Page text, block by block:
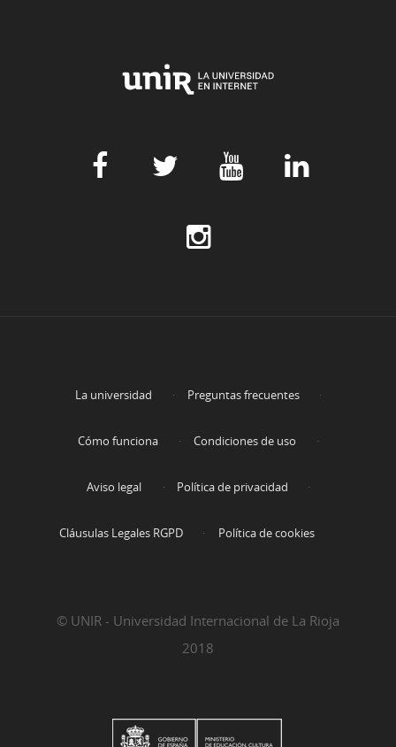
La universidad Preguntas frecuentes
Cómo funciona Condiciones de uso
Aviso legal Política de privacidad
Cláusulas Legales RGPD Política de cookies
© UNIR - Universidad Internacional de La Rioja
2018